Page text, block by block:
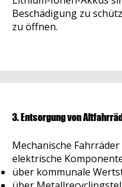
Beschädigung zu
zu öffnen.
3. Entsorgung von
Mechanische
elektrische
über kommunale